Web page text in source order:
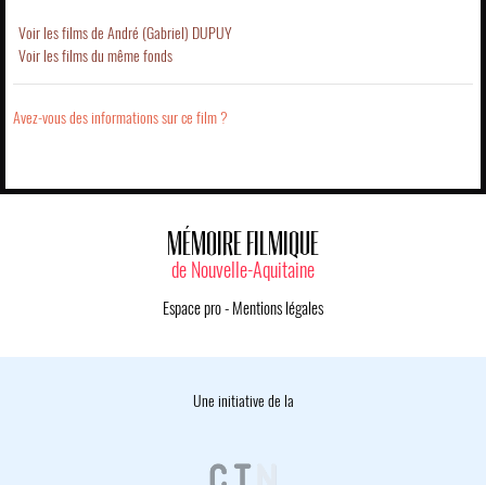
Voir les films de André (Gabriel) DUPUY
Voir les films du même fonds
Avez-vous des informations sur ce film ?
MÉMOIRE FILMIQUE
de Nouvelle-Aquitaine
Espace pro- Mentions légales
Une initiative de la